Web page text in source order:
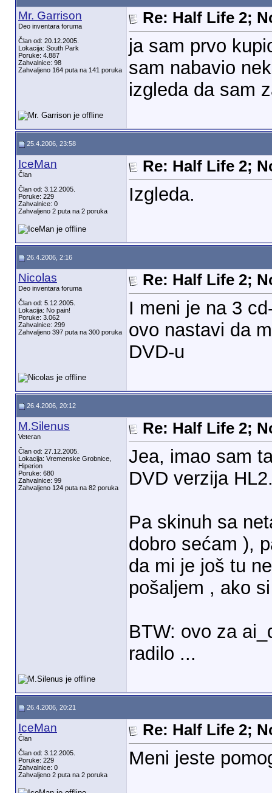
Mr. Garrison
Deo inventara foruma
Član od: 20.12.2005.
Lokacija: South Park
Poruke: 4.887
Zahvalnice: 98
Zahvaljeno 164 puta na 141 poruka
Re: Half Life 2;
ja sam prvo
sam nabavio
izgleda da sam
25.4.2006, 23:58
IceMan
Član
Član od: 3.12.2005.
Poruke: 229
Zahvalnice: 0
Zahvaljeno 2 puta na 2 poruka
Re: Half Life 2;
Izgleda.
26.4.2006, 2:16
Nicolas
Deo inventara foruma
Član od: 5.12.2005.
Lokacija: No pain!
Poruke: 3.062
Zahvalnice: 299
Zahvaljeno 397 puta na 300 poruka
Re: Half Life 2;
I meni je na 3
ovo nastavi da
DVD-u
26.4.2006, 20:12
M.Silenus
Veteran
Član od: 27.12.2005.
Lokacija: Vremenske Grobnice,
Hiperion
Poruke: 680
Zahvalnice: 99
Zahvaljeno 124 puta na 82 poruka
Re: Half Life 2;
Jea, imao sam
DVD verzija
Pa skinuh sa
dobro sećam ),
da mi je još tu
pošaljem , ako
BTW: ovo za
radilo ...
26.4.2006, 20:21
IceMan
Član
Član od: 3.12.2005.
Poruke: 229
Zahvalnice: 0
Zahvaljeno 2 puta na 2 poruka
Re: Half Life 2;
Meni jeste